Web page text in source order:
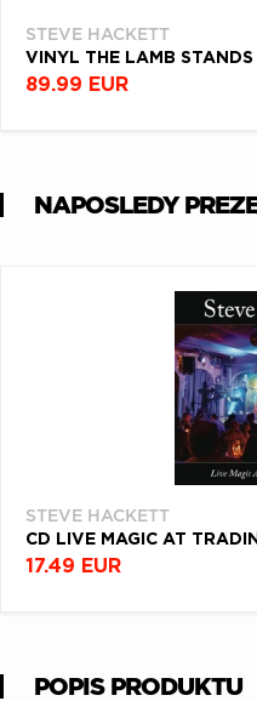
STEVE HACKETT
89.99 EUR
NAPOSLEDY
STEVE HACKETT
CD LIVE MAGIC AT
17.49 EUR
POPIS PRODUKTU